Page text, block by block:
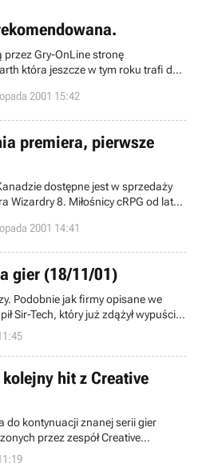
Gry-OnLine stronę
która jeszcze w tym roku trafi do
2001 15:42
premiera, pierwsze
dostępne jest w sprzedaży
Wizardry 8. Miłośnicy cRPG od lat
serii i pierwsze głosy
forum dyskusyjnych świadczą iż
2001 14:41
gier (18/11/01)
Podobnie jak firmy opisane we
Sir-Tech, który już zdążył wypuścić
Wizardry 8, który do sklepów
Co prawda nie wprowadza ona
„waży” jedynie 37 KB. Do
hit z Creative
do kontynuacji znanej serii gier
przez zespół Creative
Total War Warlord Edition,
Arts, kolejna grą będzie Medieval: